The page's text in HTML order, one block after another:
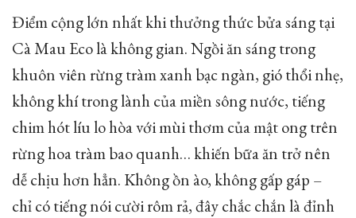
Điểm cộng lớn nhất khi thưởng thức bửa sáng tại
Cà Mau Eco là không gian. Ngồi ăn sáng trong
khuôn viên rừng tràm xanh bạc ngàn, gió thổi nhẹ,
không khí trong lành của miền sông nước, tiếng
chim hót líu lo hòa với mùi thơm của mật ong trên
rừng hoa tràm bao quanh… khiến bữa ăn trở nên
dễ chịu hơn hẳn. Không ồn ào, không gấp gáp –
chỉ có tiếng nói cười rôm rả, đây chắc chắn là đỉnh